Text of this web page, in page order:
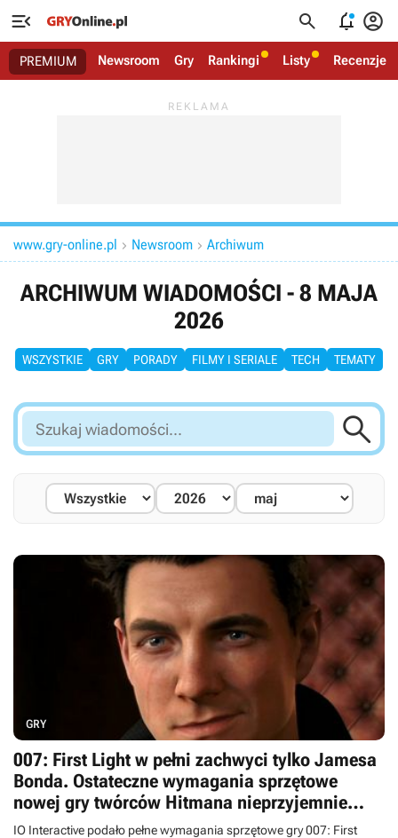
   
PREMIUM Newsroom Gry Rankingi Listy Recenzje
www.gry-online.pl  Newsroom  Archiwum
ARCHIWUM WIADOMOŚCI - 8 MAJA
2026
WSZYSTKIE GRY PORADY FILMY I SERIALE TECH TEMATY
Szukaj
wiadomości...

GRY
007: First Light w pełni zachwyci tylko Jamesa
Bonda. Ostateczne wymagania sprzętowe
nowej gry twórców Hitmana nieprzyjemnie
zaskakują na 19 dni przed premierą
IO Interactive podało pełne wymagania sprzętowe gry 007: First